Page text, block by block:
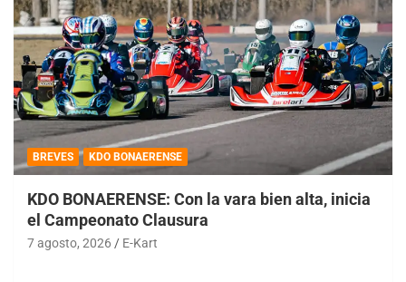
BREVES KDO BONAERENSE
KDO BONAERENSE: Con la vara bien alta, inicia
el Campeonato Clausura
7 agosto, 2026 E-Kart